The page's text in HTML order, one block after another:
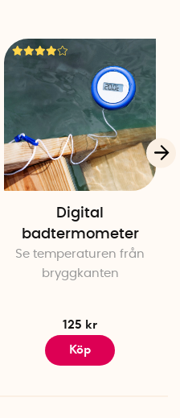
Digital
badtermometer
Se temperaturen från
bryggkanten
125 kr
Köp